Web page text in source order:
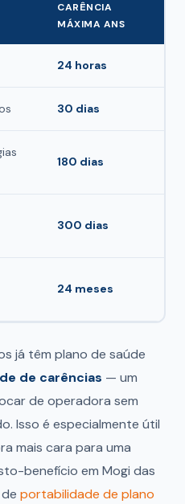
CARÊNCIA
MÁXIMA ANS
24 horas
30 dias
180 dias
300 dias
24 meses
já têm plano de saúde
de carências — um
de operadora sem
Isso é especialmente útil
mais cara para uma
benefício em Mogi das
portabilidade de plano